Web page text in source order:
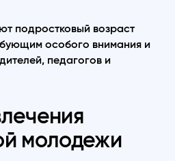
подростковый возраст
особого внимания и
педагогов и
молодежи